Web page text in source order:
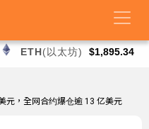
ETH(以太坊) $1,895.34
元，全网合约爆仓逾 13 亿美元